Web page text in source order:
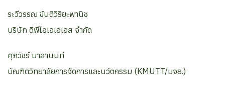
ระวีวรรณ ขันติวิริยะพานิช
บริษัท ดีพีโอเอเอเอส จำกัด
ศุภวัชร์ มาลานนท์
บัณฑิตวิทยาลัยการจัดการและนวัตกรรม (KMUTT/มจธ.)